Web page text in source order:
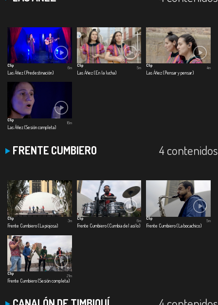
Clip
Las Áñez (Predestinación)
6m
Clip
Las Áñez (En la lucha)
5m
Clip
Las Áñez (Pensar y pensar)
4m
Clip
Las Áñez (Sesión completa)
16m
FRENTE CUMBIERO 4 contenidos
Clip
Frente Cumbiero (La piojosa)
3m
Clip
Frente Cumbiero (Cumbia del asilo)
6m
Clip
Frente Cumbiero (La bocachico)
5m
Clip
Frente Cumbiero (Sesión completa)
21m